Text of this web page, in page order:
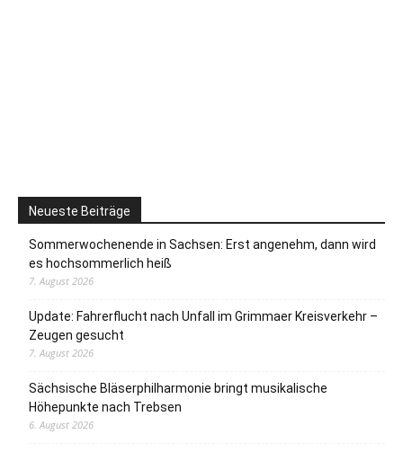
Neueste Beiträge
Sommerwochenende in Sachsen: Erst angenehm, dann wird
es hochsommerlich heiß
7. August 2026
Update: Fahrerflucht nach Unfall im Grimmaer Kreisverkehr –
Zeugen gesucht
7. August 2026
Sächsische Bläserphilharmonie bringt musikalische
Höhepunkte nach Trebsen
6. August 2026